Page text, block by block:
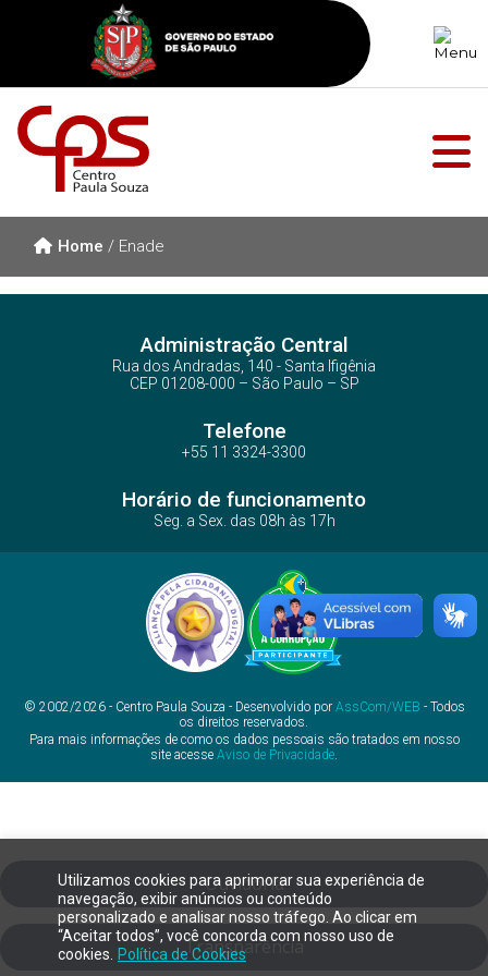
Utilizamos cookies para aprimorar sua experiência de
navegação, exibir anúncios ou conteúdo
personalizado e analisar nosso tráfego. Ao clicar em
“Aceitar todos”, você concorda com nosso uso de
cookies.
Política de Cookies
Home / Enade
Administração Central
Rua dos Andradas, 140 - Santa Ifigênia
CEP 01208-000 – São Paulo – SP
Telefone
+55 11 3324-3300
Horário de funcionamento
Seg. a Sex. das 08h às 17h
© 2002/2026 - Centro Paula Souza - Desenvolvido por AssCom/WEB - Todos
os direitos reservados.
Para mais informações de como os dados pessoais são tratados em nosso
site acesse Aviso de Privacidade.
Ouvidoria
Transparência